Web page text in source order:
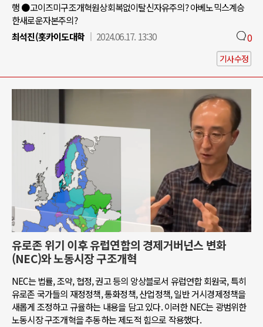
행 ●고이즈미구조개혁원상회복없이탈신자유주의? 아베노믹스계승
한새로운자본주의?
최석진(홋카이도대학
2024.06.17. 13:30 0
기사수정
유로존 위기 이후 유럽연합의 경제거버넌스 변화
(NEC)와 노동시장 구조개혁
NEC는 법률, 조약, 협정, 권고 등의 앙상블로서 유럽연합 회원국, 특히
유로존 국가들의 재정정책, 통화정책, 산업정책, 일반 거시경제정책을
새롭게 조정하고 규율하는 내용을 담고 있다. 이러한 NEC는 광범위한
노동시장 구조개혁을 추동하는 제도적 힘으로 작용했다.